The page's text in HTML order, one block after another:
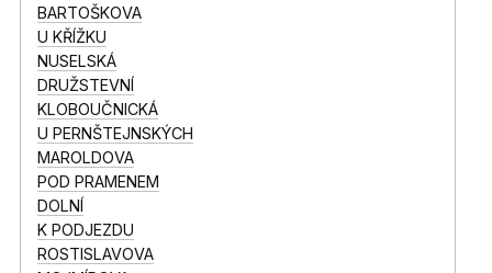
BARTOŠKOVA
U KŘÍŽKU
NUSELSKÁ
DRUŽSTEVNÍ
KLOBOUČNICKÁ
U PERNŠTEJNSKÝCH
MAROLDOVA
POD PRAMENEM
DOLNÍ
K PODJEZDU
ROSTISLAVOVA